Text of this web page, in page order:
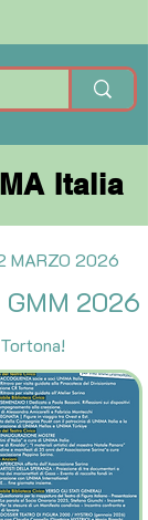
Italia
Italia
MARZO 2026
GMM 2026